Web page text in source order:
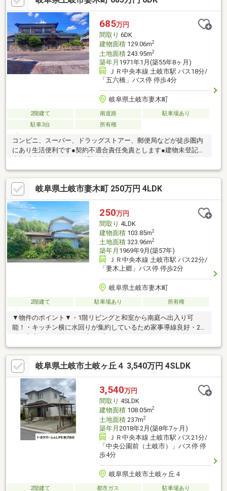
分（約600ｍ）●オオマツフード下石店へ徒歩約10分（約750ｍ）●
カーマアットホーム妻木店へ徒歩約9分（約700ｍ）
685万円
間取り 6DK
建物面積129.06m2
土地面積243.95m2
築年月 1971年1月(築55年8ヶ月)
ＪＲ中央本線 土岐市駅 バス18分/
「五六橋」バス停 停歩4分
岐阜県土岐市妻木町
2階建て 南道路
駐車場あり
駐車3台
所有権
コンビニ、スーパー、ドラッグストアー、郵便局などが徒歩圏内
にあり生活便利です●契約不適合責任免責とします●建物未登記、
売主負担にて解体し、駐車場3台分可能となります●宅地造成及び
特定盛土等規制法●建築基準法第22条区域●妻木小学校へ徒歩約15
分●西陵中学校へ徒歩約11分●バロー、Vdrug南土岐店へ徒歩約5分
（約350ｍ）●DCMアットホーム妻木店へ徒歩約6分（約450ｍ）●
ファミリーマート土岐平成町店へ徒歩約5分（約400ｍ）●東濃信
用金庫下石支店妻木出張所へ徒歩約8分（約550ｍ）●妻木郵便局
へ徒歩約7分
岐阜県土岐市妻木町 250万円 4LDK
250万円
間取り 4LDK
建物面積103.85m2
土地面積323.96m2
築年月 1969年9月(築57年)
ＪＲ中央本線 土岐市駅 バス22分/
「妻木上郷」バス停 停歩2分
岐阜県土岐市妻木町
2階建て 駐車場あり 所有権
▼物件のポイント▼・1階リビングと和室から南庭へ出入り可
能！・キッチン横に水回りが集約しているため家事導線良好・2階
部屋数の変更も◎・各居室収納付き・1台分の駐車スペースあり・
オール電化▼立地のポイント▼・バス利用で「多治見」駅までア
クセス可能・東鉄バス「妻木上郷」徒歩2分・幹線道路が近く、市
街地への移動に便利な立地・周辺緑豊か※契約不適合免責
岐阜県土岐市土岐ヶ丘４ 3,540万円 4SLDK
3,540万円
間取り 4SLDK
建物面積108.05m2
土地面積237m2
築年月 2018年2月(築8年7ヶ月)
ＪＲ中央本線 土岐市駅 バス21分/
「中央公園前（土岐市）」バス停 停
歩4分
岐阜県土岐市土岐ヶ丘４
2階建て 都市ガス 駐車場あり